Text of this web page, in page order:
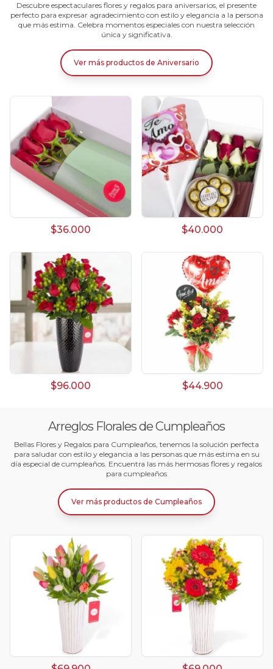
Descubre espectaculares flores y regalos para aniversarios, el presente
perfecto para expresar agradecimiento con estilo y elegancia a la persona
que más estima. Celebra momentos especiales con nuestra selección
única y significativa.
Ver más productos de Aniversario
$36.000 $40.000
$96.000 $44.900
Arreglos Florales de Cumpleaños
Bellas Flores y Regalos para Cumpleaños, tenemos la solución perfecta
para saludar con estilo y elegancia a las personas que más estima en su
día especial de cumpleaños. Encuentra las más hermosas flores y regalos
para cumpleaños
Ver más productos de Cumpleaños